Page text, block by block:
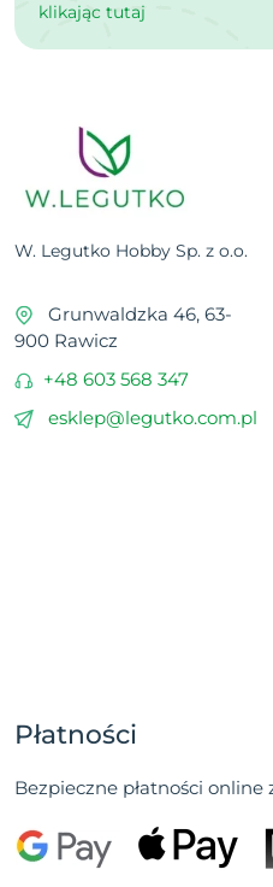
klikając tutaj
W. Legutko Hobby Sp. z o.o.
Grunwaldzka 46, 63-
900 Rawicz
+48 603 568 347
esklep@legutko.com.pl
Płatności
Bezpieczne płatności